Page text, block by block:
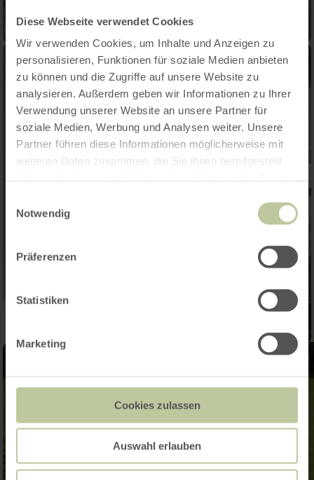
Diese Webseite verwendet Cookies
Wir verwenden Cookies, um Inhalte und Anzeigen zu
personalisieren, Funktionen für soziale Medien anbieten
zu können und die Zugriffe auf unsere Website zu
analysieren. Außerdem geben wir Informationen zu Ihrer
Verwendung unserer Website an unsere Partner für
soziale Medien, Werbung und Analysen weiter. Unsere
Partner führen diese Informationen möglicherweise mit
weiteren Daten zusammen, die Sie ihnen bereitgestellt
Notwendig
Präferenzen
Statistiken
Marketing
Cookies zulassen
Auswahl erlauben